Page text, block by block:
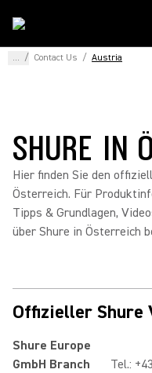
... / Contact Us / Austria
SHURE IN
Hier finden Sie den
Österreich. Für
Tipps & Grundlagen,
über Shure in Österreich
Offizieller
Shure Europe
GmbH Branch
Tel.: